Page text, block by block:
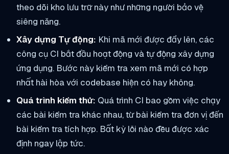
theo dõi kho lưu trữ này như những người bảo vệ
siêng năng.
Xây dựng Tự động: Khi mã mới được đẩy lên, các
công cụ CI bắt đầu hoạt động và tự động xây dựng
ứng dụng. Bước này kiểm tra xem mã mới có hợp
nhất hài hòa với codebase hiện có hay không.
Quá trình kiểm thử: Quá trình CI bao gồm việc chạy
các bài kiểm tra khác nhau, từ bài kiểm tra đơn vị đến
bài kiểm tra tích hợp. Bất kỳ lỗi nào đều được xác
định ngay lập tức.